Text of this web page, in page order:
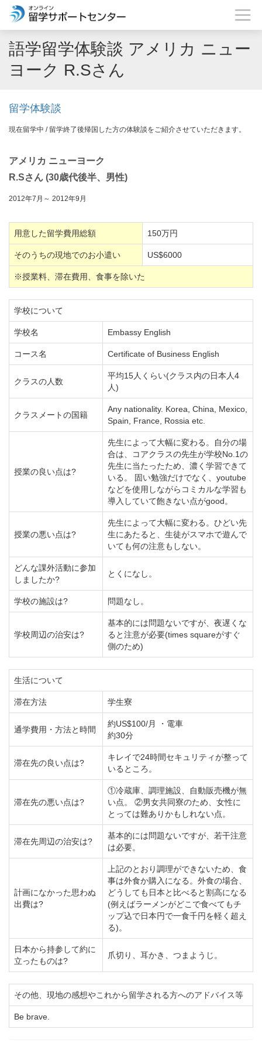
語学留学体験談 アメリカ ニュー
ヨーク R.Sさん
留学体験談
現在留学中 / 留学終了後帰国した方の体験談をご紹介させていただきます。
アメリカ ニューヨーク
R.Sさん (30歳代後半、男性)
2012年7月～ 2012年9月
用意した留学費用総額 150万円
そのうちの現地でのお小遣い US$6000
※授業料、滞在費用、食事を除いた
学校について
学校名 Embassy English
コース名 Certificate of Business English
クラスの人数
平均15人くらい(クラス内の日本人4
人)
クラスメートの国籍
Any nationality. Korea, China, Mexico,
Spain, France, Rossia etc.
授業の良い点は?
先生によって大幅に変わる。自分の場
合は、コアクラスの先生が学校No.1の
先生に当たったため、濃く学習できて
いる。 固い勉強だけでなく、youtube
などを使用しながらコミカルな学習も
導入していて飽きない点がgood。
授業の悪い点は?
先生によって大幅に変わる。ひどい先
生にあたると、生徒がスマホで遊んで
いても何の注意もしない。
どんな課外活動に参加
しましたか?
とくになし。
学校の施設は? 問題なし。
学校周辺の治安は?
基本的には問題ないですが、夜遅くな
ると注意が必要(times squareがすぐ
側のため)
生活について
滞在方法 学生寮
通学費用・方法と時間
約US$100/月 ・電車
約30分
滞在先の良い点は?
キレイで24時間セキュリティが整って
いるところ。
滞在先の悪い点は?
①冷蔵庫、調理施設、自動販売機が無
い点。 ②男女共同寮のため、女性に
とっては難ありかもしれない点。
滞在先周辺の治安は?
基本的には問題ないですが、若干注意
は必要。
計画になかった思わぬ
出費は?
上記のとおり調理ができないため、食
事は外食か購入になる。外食の場合、
どうしても日本と比べると割高になる
(例えばラーメンがどこで食べてもチ
ップ込で日本円で一食千円を軽く超え
る)。
日本から持参して約に
立ったものは?
爪切り、耳かき、つまようじ。
その他、現地の感想やこれから留学される方へのアドバイス等
Be brave.